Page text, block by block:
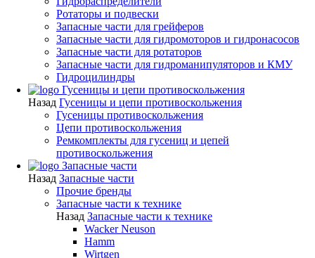
Ротаторы и подвески
Запасные части для грейферов
Запасные части для гидромоторов и гидронасосов
Запасные части для ротаторов
Запасные части для гидроманипуляторов и КМУ
Гидроцилиндры
Гусеницы и цепи противоскольжения
Назад Гусеницы и цепи противоскольжения
Гусеницы противоскольжения
Цепи противоскольжения
Ремкомплекты для гусениц и цепей
противоскольжения
Запасные части
Назад Запасные части
Прочие бренды
Запасные части к технике
Назад Запасные части к технике
Wacker Neuson
Hamm
Wirtgen